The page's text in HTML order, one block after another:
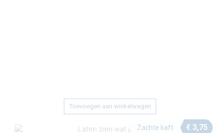
Toevoegen aan winkelwagen
Zachte kaft € 3,75